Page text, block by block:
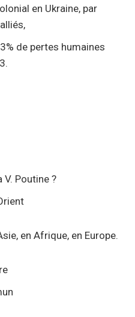
en Ukraine, par
de pertes humaines
V. Poutine ?
en Afrique, en Europe.